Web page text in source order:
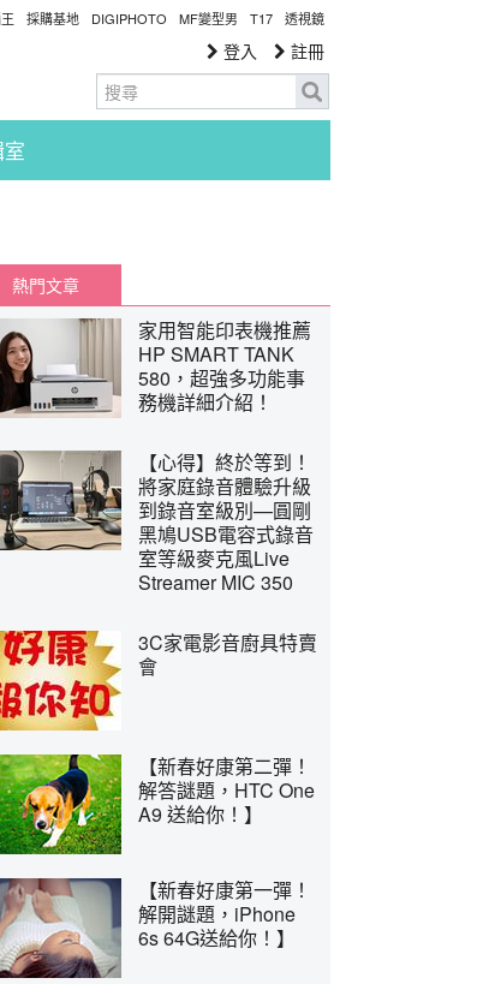
採購基地 DIGIPHOTO MF變型男 T17 透視鏡
登入 註冊
熱門文章
家用智能印表機推薦
HP SMART TANK
580，超強多功能事
務機詳細介紹！
【心得】終於等到！
將家庭錄音體驗升級
到錄音室級別—圓剛
黑鳩USB電容式錄音
室等級麥克風Live
Streamer MIC 350
3C家電影音廚具特賣
會
【新春好康第二彈！
解答謎題，HTC One
A9 送給你！】
【新春好康第一彈！
解開謎題，iPhone
6s 64G送給你！】